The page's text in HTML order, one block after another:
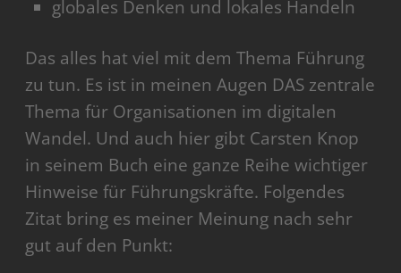
globales Denken und lokales Handeln
Das alles hat viel mit dem Thema Führung
zu tun. Es ist in meinen Augen DAS zentrale
Thema für Organisationen im digitalen
Wandel. Und auch hier gibt Carsten Knop
in seinem Buch eine ganze Reihe wichtiger
Hinweise für Führungskräfte. Folgendes
Zitat bring es meiner Meinung nach sehr
gut auf den Punkt: